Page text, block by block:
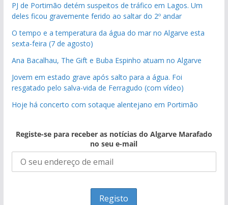
PJ de Portimão detém suspeitos de tráfico em Lagos. Um
deles ficou gravemente ferido ao saltar do 2º andar
O tempo e a temperatura da água do mar no Algarve esta
sexta-feira (7 de agosto)
Ana Bacalhau, The Gift e Buba Espinho atuam no Algarve
Jovem em estado grave após salto para a água. Foi
resgatado pelo salva-vida de Ferragudo (com vídeo)
Hoje há concerto com sotaque alentejano em Portimão
Registe-se para receber as notícias do Algarve Marafado
no seu e-mail